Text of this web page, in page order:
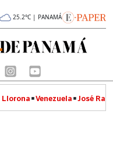
25.2°C | PANAMÁ
Llorona Venezuela José